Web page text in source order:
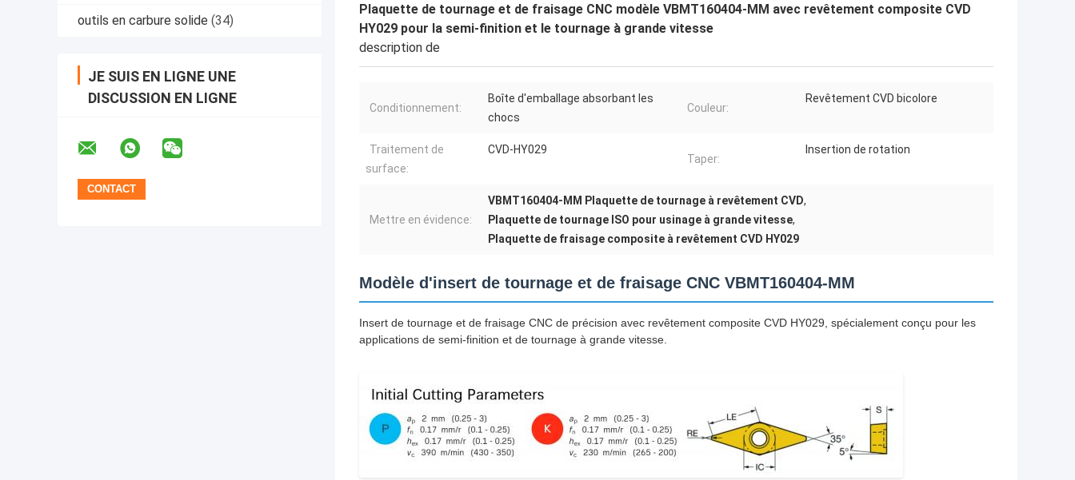
outils en carbure solide (34)
JE SUIS EN LIGNE UNE
DISCUSSION EN LIGNE
Plaquette de tournage et de fraisage CNC modèle VBMT160404-MM avec revêtement composite CVD
HY029 pour la semi-finition et le tournage à grande vitesse
description de
Conditionnement:
Boîte d'emballage absorbant les
chocs
Couleur:
Revêtement CVD bicolore
Traitement de
surface:
CVD-HY029
Taper:
Insertion de rotation
Mettre en évidence:
VBMT160404-MM Plaquette de tournage à revêtement CVD,
Plaquette de tournage ISO pour usinage à grande vitesse,
Plaquette de fraisage composite à revêtement CVD HY029
Modèle d'insert de tournage et de fraisage CNC VBMT160404-MM
Insert de tournage et de fraisage CNC de précision avec revêtement composite CVD HY029, spécialement conçu pour les
applications de semi-finition et de tournage à grande vitesse.